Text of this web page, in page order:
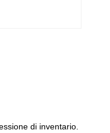
di inventario.